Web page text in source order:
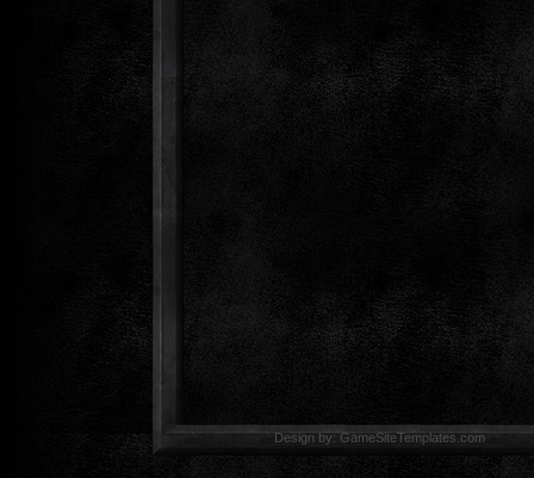
Design by: